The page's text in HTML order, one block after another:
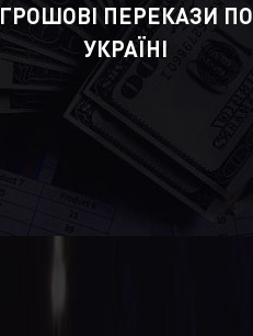
ГРОШОВІ ПЕРЕКАЗИ ПО
УКРАЇНІ